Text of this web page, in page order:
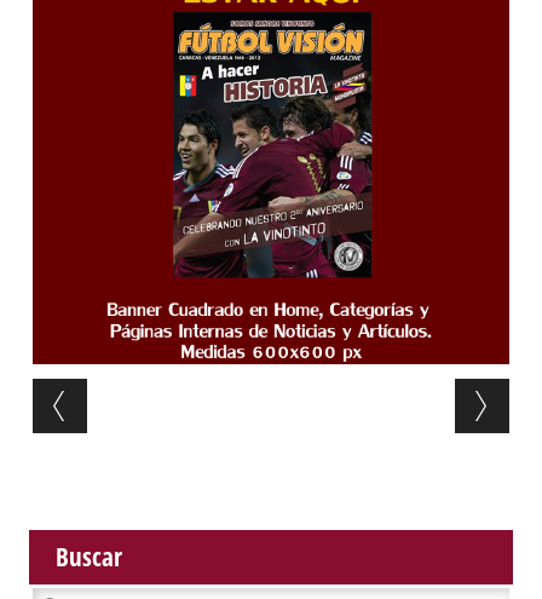
Post navigation
Buscar